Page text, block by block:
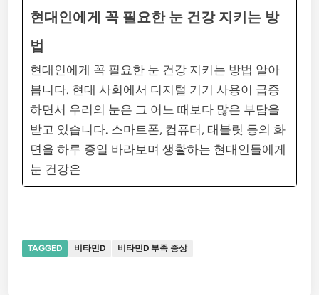
현대인에게 꼭 필요한 눈 건강 지키는 방
법
현대인에게 꼭 필요한 눈 건강 지키는 방법 알아
봅니다. 현대 사회에서 디지털 기기 사용이 급증
하면서 우리의 눈은 그 어느 때보다 많은 부담을
받고 있습니다. 스마트폰, 컴퓨터, 태블릿 등의 화
면을 하루 종일 바라보며 생활하는 현대인들에게
눈 건강은
TAGGED 비타민D 비타민D 부족 증상